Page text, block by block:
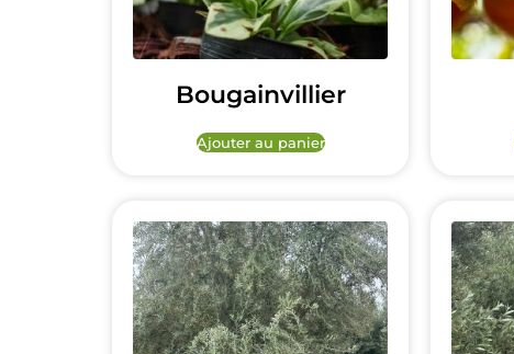
Bougainvillier
Ajouter au panier